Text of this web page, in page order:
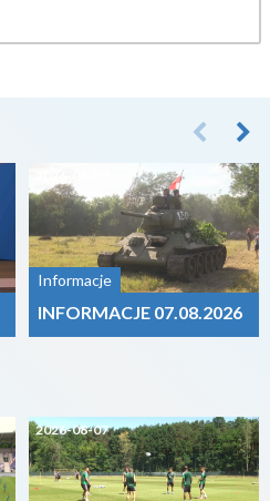
Informacje
INFORMACJE 07.08.2026
2026-08-07